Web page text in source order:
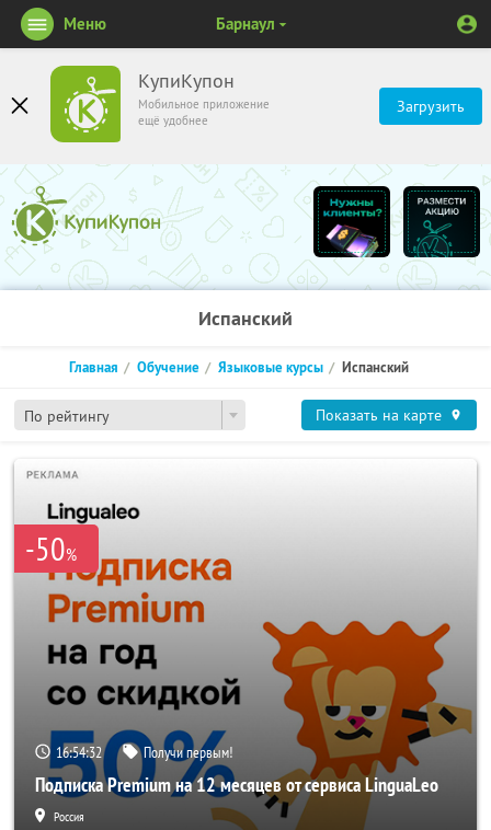
КупиКупон
Мобильное приложение
ещё удобнее
Загрузить
Меню Барнаул
Испанский
По рейтингу
Главная Обучение Языковые курсы Испанский
Показать на карте
-50%
16:54:32 Получи первым!
Подписка Premium на 12 месяцев от сервиса LinguaLeo
Россия